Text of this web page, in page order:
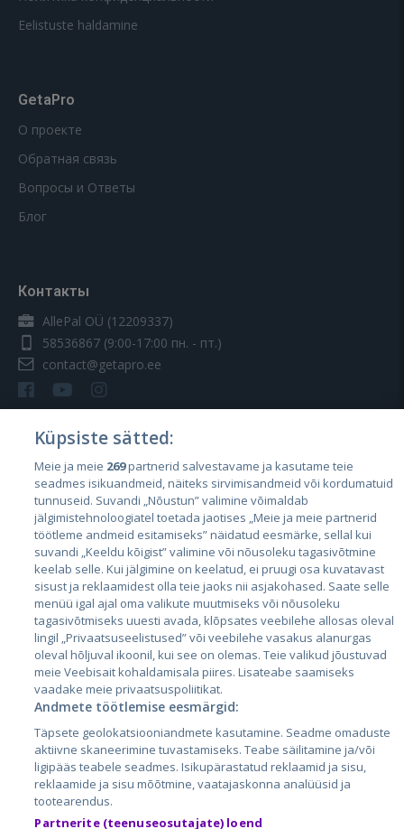
Eelistuste haldamine
GetaPro
О проекте
Обратная связь
Вопросы и Ответы
Блог
Контакты
AllePal OÜ (12209337)
58536867 (9:00-17:00 пн. - пт.)
contact@getapro.ee
Страны
Эстония
Латвия
Литва
City24.lv
City24.ee
GetaPro.lv
GetaPro.ee
CVbankas.lt
Kainos.lt
Paslaugos.lt
auto24.ee
Küpsiste sätted:
Meie ja meie 269partnerid salvestavame ja kasutame teie
seadmes isikuandmeid, näiteks sirvimisandmeid või kordumatuid
tunnuseid. Suvandi „Nõustun” valimine võimaldab
jälgimistehnoloogiatel toetada jaotises „Meie ja meie partnerid
töötleme andmeid esitamiseks” näidatud eesmärke, sellal kui
suvandi „Keeldu kõigist” valimine või nõusoleku tagasivõtmine
keelab selle. Kui jälgimine on keelatud, ei pruugi osa kuvatavast
sisust ja reklaamidest olla teie jaoks nii asjakohased. Saate selle
menüü igal ajal oma valikute muutmiseks või nõusoleku
tagasivõtmiseks uuesti avada, klõpsates veebilehe allosas oleval
lingil „Privaatsuseelistused” või veebilehe vasakus alanurgas
oleval hõljuval ikoonil, kui see on olemas. Teie valikud jõustuvad
meie Veebisait kohaldamisala piires. Lisateabe saamiseks
vaadake meie privaatsuspoliitikat.
Andmete töötlemise eesmärgid:
Täpsete geolokatsiooniandmete kasutamine. Seadme omaduste
aktiivne skaneerimine tuvastamiseks. Teabe säilitamine ja/või
ligipääs teabele seadmes. Isikupärastatud reklaamid ja sisu,
reklaamide ja sisu mõõtmine, vaatajaskonna analüüsid ja
tootearendus.
Partnerite (teenuseosutajate) loend